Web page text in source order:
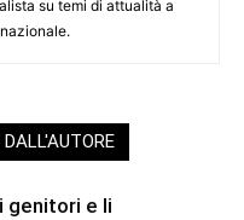
su temi di attualità a
genitori e li